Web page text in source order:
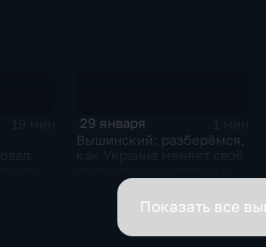
29 января
Вышинский: разберёмся,
почему
Показать все